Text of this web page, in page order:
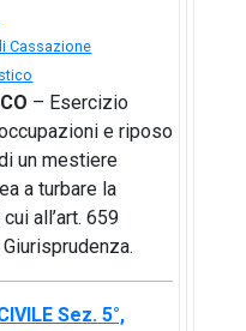
Cassazione
– Esercizio
e riposo
un mestiere
a turbare la
all’art. 659
Sez. 5°,